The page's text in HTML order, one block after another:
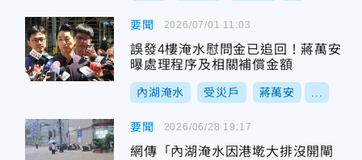
要聞
誤發4樓淹水慰問金已追回！蔣萬安
曝處理程序及相關補償金額
內湖淹水 受災戶 蔣萬安
2026/07/01 11:03
要聞
網傳「內湖淹水因港墘大排沒開閘
2026/06/28 19:17